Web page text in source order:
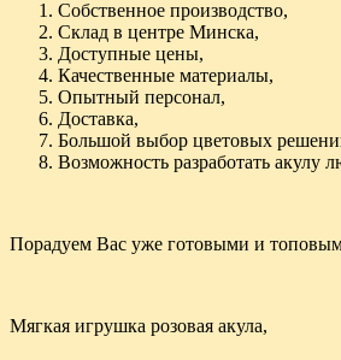
Собственное производство,
Склад в центре Минска,
Доступные цены,
Качественные материалы,
Опытный персонал,
Доставка,
Большой выбор цветовых
Возможность разработать акулу
Порадуем Вас уже готовыми и
Мягкая игрушка розовая акула,